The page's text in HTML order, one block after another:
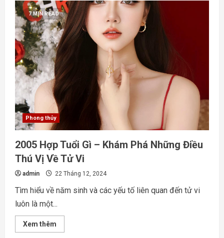
hợp
tuổi
nào
–
Khám
Phá
Tính
Hợp
Nhất
Tuổi
Trong
Cuộc
Sống
7 MIN READ
Phong thủy
2005 Hợp Tuổi Gì – Khám Phá Những Điều
Thú Vị Về Tử Vi
admin 22 Tháng 12, 2024
Tìm hiểu về năm sinh và các yếu tố liên quan đến tử vi
luôn là một...
Xem thêm
more